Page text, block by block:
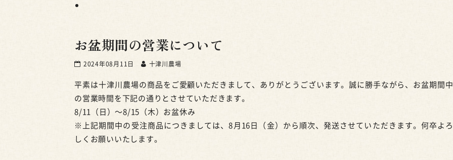
お盆期間の営業について
2024年08月11日 十津川農場
平素は十津川農場の商品をご愛顧いただきまして、ありがとうございます。誠に勝手ながら、お盆期間中
の営業時間を下記の通りとさせていただきます。
8/11（日）〜8/15（木）お盆休み
※上記期間中の受注商品につきましては、8月16日（金）から順次、発送させていただきます。何卒よろ
しくお願いいたします。